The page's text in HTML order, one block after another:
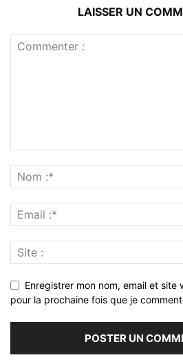
LAISSER UN
Enregistrer mon nom, email et
pour la prochaine fois que je